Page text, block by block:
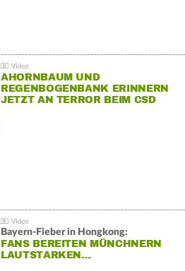
AHORNBAUM UND
REGENBOGENBANK ERINNERN
JETZT AN TERROR BEIM CSD
Bayern-Fieber in Hongkong:
FANS BEREITEN MÜNCHNERN
LAUTSTARKEN…